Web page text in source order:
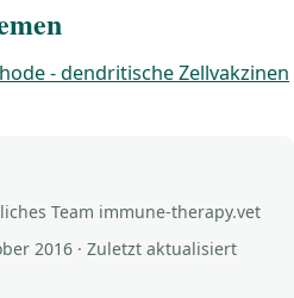
- dendritische Zellvakzinen
Team immune-therapy.vet
2016 · Zuletzt aktualisiert